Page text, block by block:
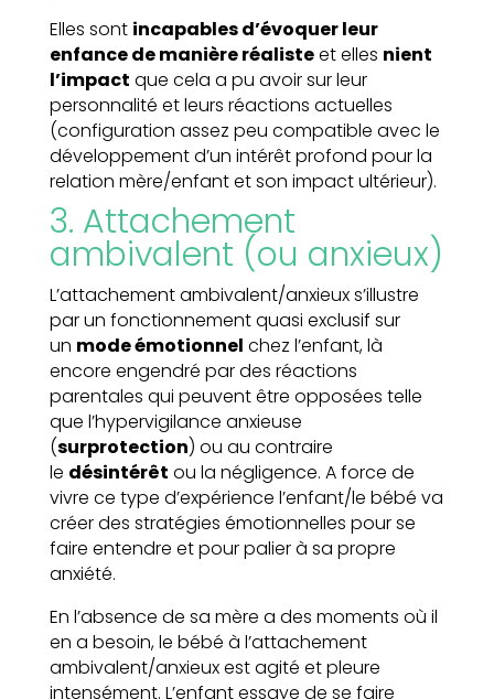
Elles sont incapables d’évoquer leur
enfance de manière réalisteet elles nient
l’impact que cela a pu avoir sur leur
personnalité et leurs réactions actuelles
(configuration assez peu compatible avec le
développement d’un intérêt profond pour la
relation mère/enfant et son impact ultérieur).
3. Attachement
ambivalent (ou anxieux)
L’attachement ambivalent/anxieux s’illustre
par un fonctionnement quasi exclusif sur
un mode émotionnel chez l’enfant, là
encore engendré par des réactions
parentales qui peuvent être opposées telle
que l’hypervigilance anxieuse
(surprotection) ou au contraire
le désintérêt ou la négligence. A force de
vivre ce type d’expérience l’enfant/le bébé va
créer des stratégies émotionnelles pour se
faire entendre et pour palier à sa propre
anxiété.
En l’absence de sa mère a des moments où il
en a besoin, le bébé à l’attachement
ambivalent/anxieux est agité et pleure
intensément. L’enfant essaye de se faire